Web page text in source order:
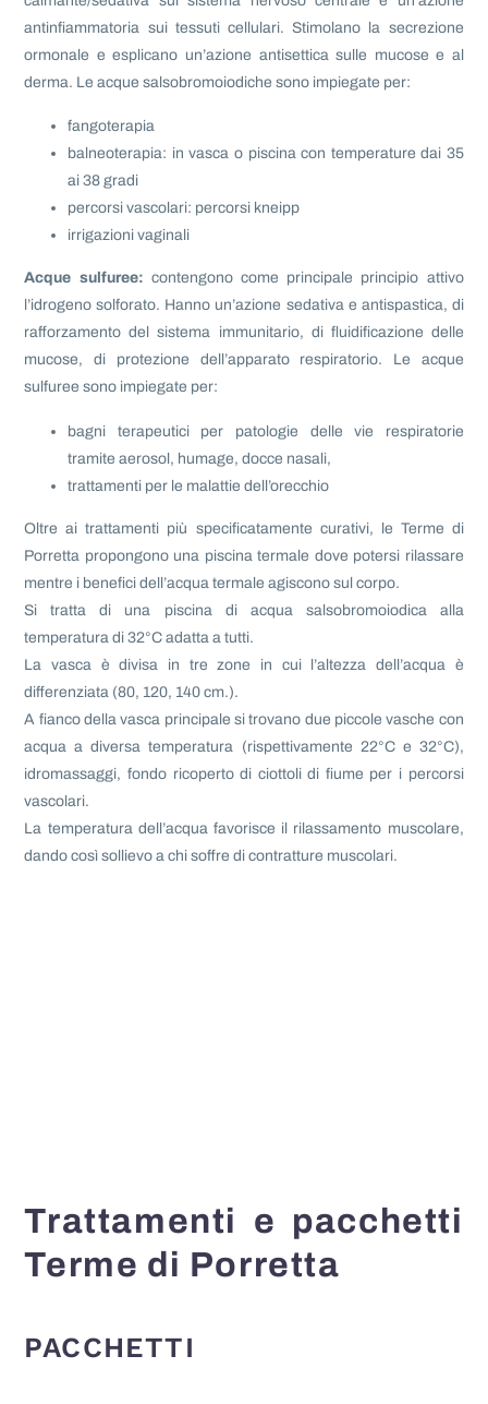
antinfiammatoria sui tessuti cellulari. Stimolano la secrezione
ormonale e esplicano un’azione antisettica sulle mucose e al
derma. Le acque salsobromoiodiche sono impiegate per:
fangoterapia
balneoterapia: in vasca o piscina con temperature dai 35
ai 38 gradi
percorsi vascolari: percorsi kneipp
irrigazioni vaginali
Acque sulfuree: contengono come principale principio attivo
l’idrogeno solforato. Hanno un’azione sedativa e antispastica, di
rafforzamento del sistema immunitario, di fluidificazione delle
mucose, di protezione dell’apparato respiratorio. Le acque
sulfuree sono impiegate per:
bagni terapeutici per patologie delle vie respiratorie
tramite aerosol, humage, docce nasali,
trattamenti per le malattie dell’orecchio
Oltre ai trattamenti più specificatamente curativi, le Terme di
Porretta propongono una piscina termale dove potersi rilassare
mentre i benefici dell’acqua termale agiscono sul corpo.
Si tratta di una piscina di acqua salsobromoiodica alla
temperatura di 32°C adatta a tutti.
La vasca è divisa in tre zone in cui l’altezza dell’acqua è
differenziata (80, 120, 140 cm.).
A fianco della vasca principale si trovano due piccole vasche con
acqua a diversa temperatura (rispettivamente 22°C e 32°C),
idromassaggi, fondo ricoperto di ciottoli di fiume per i percorsi
vascolari.
La temperatura dell’acqua favorisce il rilassamento muscolare,
dando così sollievo a chi soffre di contratture muscolari.
Trattamenti e pacchetti
Terme di Porretta
PACCHETTI